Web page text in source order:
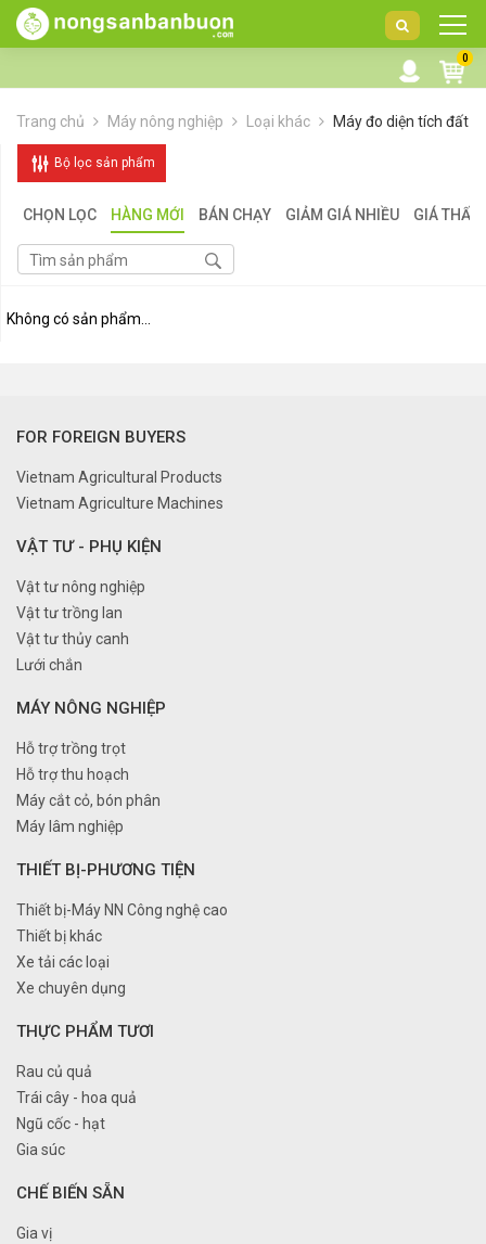
0
DANH
MỤC
PHẨM
Trang chủ Máy nông nghiệp Loại khác Máy đo diện tích đất
Bộ lọc sản phẩm
CHỌN LỌC HÀNG MỚI BÁN CHẠY GIẢM GIÁ NHIỀU GIÁ THẤP
Không có sản phẩm...
FOR FOREIGN BUYERS
Vietnam Agricultural Products
Vietnam Agriculture Machines
VẬT TƯ - PHỤ KIỆN
Vật tư nông nghiệp
Vật tư trồng lan
Vật tư thủy canh
Lưới chắn
MÁY NÔNG NGHIỆP
Hỗ trợ trồng trọt
Hỗ trợ thu hoạch
Máy cắt cỏ, bón phân
Máy lâm nghiệp
THIẾT BỊ-PHƯƠNG TIỆN
Thiết bị-Máy NN Công nghệ cao
Thiết bị khác
Xe tải các loại
Xe chuyên dụng
THỰC PHẨM TƯƠI
Rau củ quả
Trái cây - hoa quả
Ngũ cốc - hạt
Gia súc
CHẾ BIẾN SẴN
Gia vị